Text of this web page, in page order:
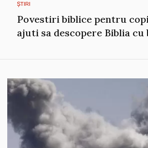
ȘTIRI
Povestiri biblice pentru
ajuti sa descopere Biblia